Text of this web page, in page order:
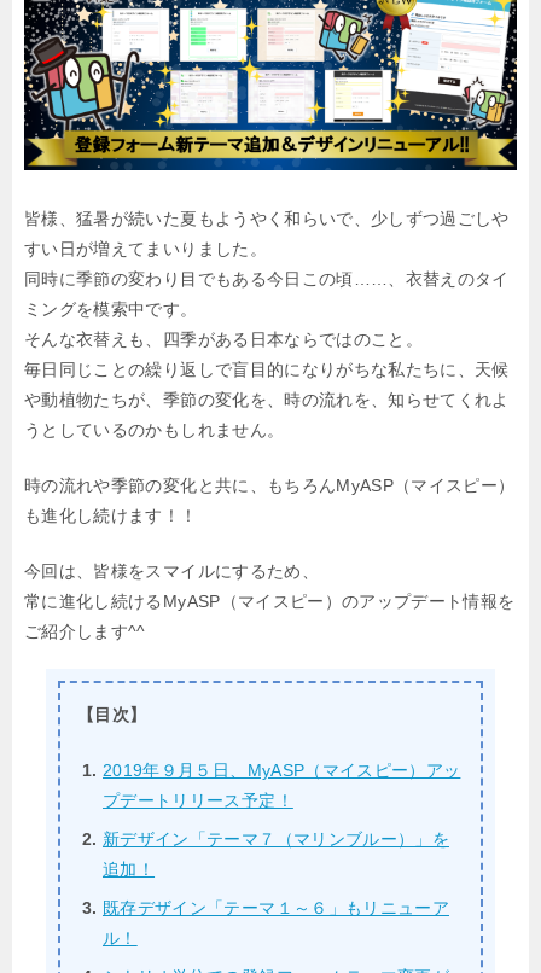
皆様、猛暑が続いた夏もようやく和らいで、少しずつ過ごしや
すい日が増えてまいりました。
同時に季節の変わり目でもある今日この頃……、衣替えのタイ
ミングを模索中です。
そんな衣替えも、四季がある日本ならではのこと。
毎日同じことの繰り返しで盲目的になりがちな私たちに、天候
や動植物たちが、季節の変化を、時の流れを、知らせてくれよ
うとしているのかもしれません。
時の流れや季節の変化と共に、もちろんMyASP（マイスピー）
も進化し続けます！！
今回は、皆様をスマイルにするため、
常に進化し続けるMyASP（マイスピー）のアップデート情報を
ご紹介します^^
【目次】
2019年９月５日、MyASP（マイスピー）アッ
プデートリリース予定！
新デザイン「テーマ７（マリンブルー）」を
追加！
既存デザイン「テーマ１～６」もリニューア
ル！